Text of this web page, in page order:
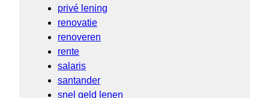
privé lening
renovatie
renoveren
rente
salaris
santander
snel geld lenen